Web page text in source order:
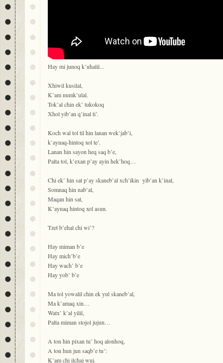
Hay mi junoq k’uhalil...
Xhiwil kusilal,
K’am numk’ulal.
Tok’al chin ek’ tukokoq
Xhol yib’an q’inal ti’.
Koch wal tol til hin lanan wek’jab’i,
k’aynaq-hintoq xol te’.
Lanan hin sayon heq saq b’e,
Palta tol, k’exan p’ay ayin hek’hoq…
Chi ek’ hin sat p’ay skaneb’al xch’ikin yib’an k’inal,
Somnaq hin nab’al,
Maqan hin sat,
K’aynaq hintoq xol asun.
Tzet b’ehal chi wi’?
Hay miman b’e
Hay mich’b’e
Hay wach’ b’e
Hay yob’ b’e
Ma tol yowalil chin ek yul skaneb’al,
Ma k’amaq xin…
Watx’ k’al yilil,
Palta miman stojol jujun…
A ton hin pixan tu’ hoq alonhoq,
A ton hun jun saqb’e tu’:
K’am chi ilchaj wuj.